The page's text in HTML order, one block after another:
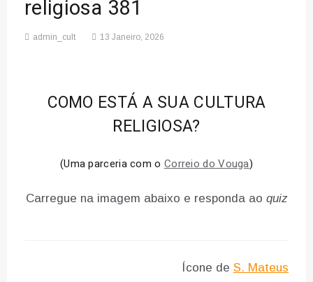
religiosa 381
admin_cult 13 Janeiro, 2026
COMO ESTÁ A SUA CULTURA
RELIGIOSA?
(Uma parceria com o Correio do Vouga)
Carregue na imagem abaixo e responda ao quiz
Ícone de S. Mateus